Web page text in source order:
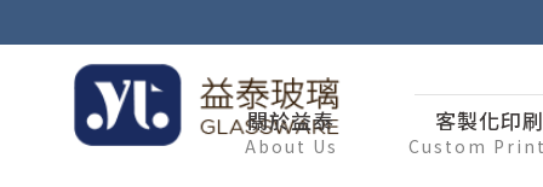
關於益泰
About Us
客製化印
Custom